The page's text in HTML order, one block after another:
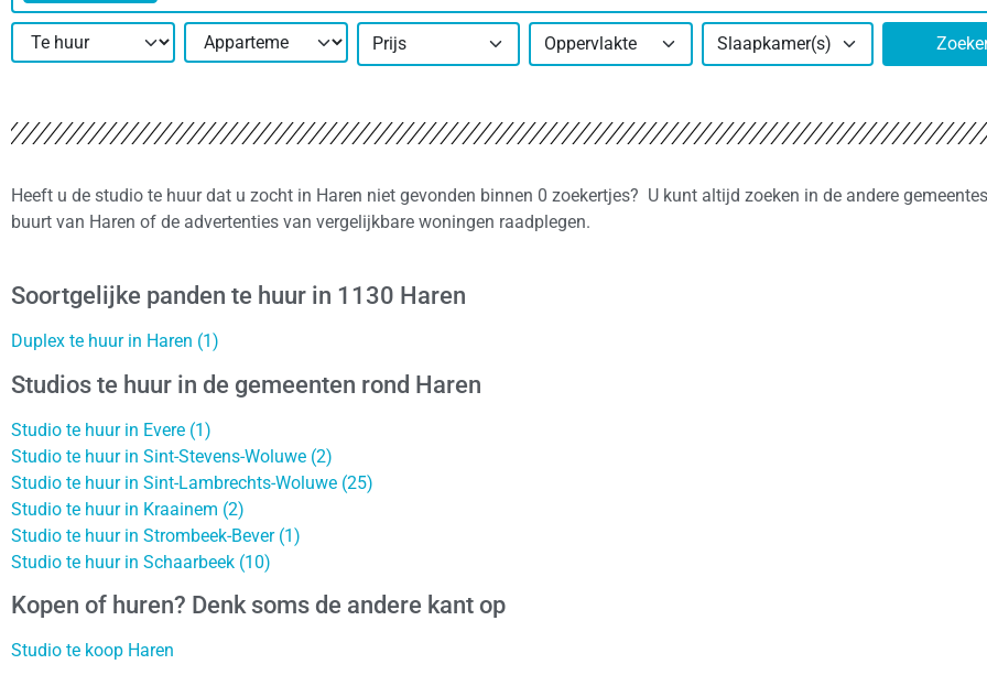
Prijs Oppervlakte Slaapkamer(s)
Heeft u de studio te huur dat u zocht in Haren niet gevonden binnen 0 zoekertjes? U kunt altijd zoeken in de andere
buurt van Haren of de advertenties van vergelijkbare woningen raadplegen.
Soortgelijke panden te huur in 1130 Haren
Duplex te huur in Haren (1)
Studios te huur in de gemeenten rond Haren
Studio te huur in Evere (1)
Studio te huur in Sint-Stevens-Woluwe (2)
Studio te huur in Sint-Lambrechts-Woluwe (25)
Studio te huur in Kraainem (2)
Studio te huur in Strombeek-Bever (1)
Studio te huur in Schaarbeek (10)
Kopen of huren? Denk soms de andere kant op
Studio te koop Haren